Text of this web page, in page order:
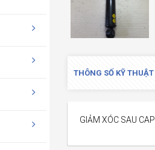
THÔNG SỐ KỸ THUẬT
GIẢM XÓC SAU